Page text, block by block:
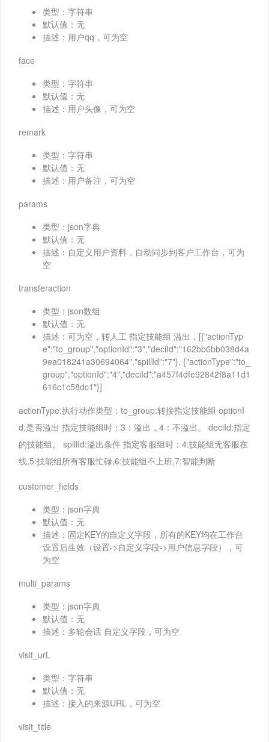
类型：字符串
默认值：无
描述：用户qq，可为空
face
类型：字符串
默认值：无
描述：用户头像，可为空
remark
类型：字符串
默认值：无
描述：用户备注，可为空
params
类型：json字典
默认值：无
描述：自定义用户资料，自动同步到客户工作台，可为
空
transferaction
类型：json数组
默认值：无
描述：可为空，转人工 指定技能组 溢出，[{"actionTyp
e":"to_group","optionId":"3","deciId":"162bb6bb038d4a
9ea018241a30694064","spillId":"7"}, {"actionType":"to_
group","optionId":"4","deciId":"a457f4dfe92842f8a11d1
616c1c58dc1"}]
actionType:执行动作类型：to_group:转接指定技能组 optionI
d:是否溢出 指定技能组时：3：溢出，4：不溢出。 deciId:指定
的技能组。 spillId:溢出条件 指定客服组时：4:技能组无客服在
线,5:技能组所有客服忙碌,6:技能组不上班,7:智能判断
customer_fields
类型：json字典
默认值：无
描述：固定KEY的自定义字段，所有的KEY均在工作台
设置后生效（设置->自定义字段->用户信息字段），可
为空
multi_params
类型：json字典
默认值：无
描述：多轮会话 自定义字段，可为空
visit_urL
类型：字符串
默认值：无
描述：接入的来源URL，可为空
visit_title